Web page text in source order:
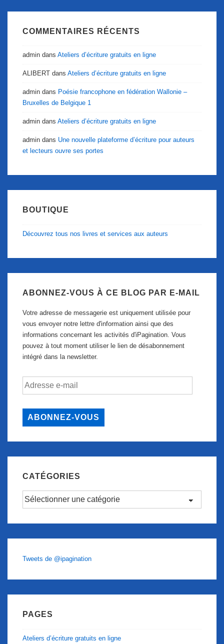
COMMENTAIRES RÉCENTS
admin dans Ateliers d’écriture gratuits en ligne
ALIBERT dans Ateliers d’écriture gratuits en ligne
admin dans Poésie francophone en fédération Wallonie –
Bruxelles de Belgique 1
admin dans Ateliers d’écriture gratuits en ligne
admin dans Une nouvelle plateforme d’écriture pour auteurs
et lecteurs ouvre ses portes
BOUTIQUE
Découvrez tous nos livres et services aux auteurs
ABONNEZ-VOUS À CE BLOG PAR E-MAIL
Votre adresse de messagerie est uniquement utilisée pour
vous envoyer notre lettre d'information ainsi que des
informations concernant les activités d'iPagination. Vous
pouvez à tout moment utiliser le lien de désabonnement
intégré dans la newsletter.
Adresse
ABONNEZ-VOUS
CATÉGORIES
Catégories
Tweets de @ipagination
PAGES
Ateliers d’écriture gratuits en ligne